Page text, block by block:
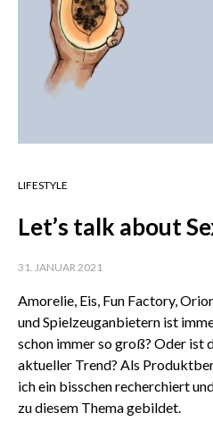
LIFESTYLE
Let’s talk about
31. JANUAR 2021
Amorelie, Eis, Fun Factory,
und Spielzeuganbietern ist
schon immer so groß? Oder ist
aktueller Trend? Als
ich ein bisschen recherchiert
zu diesem Thema gebildet.